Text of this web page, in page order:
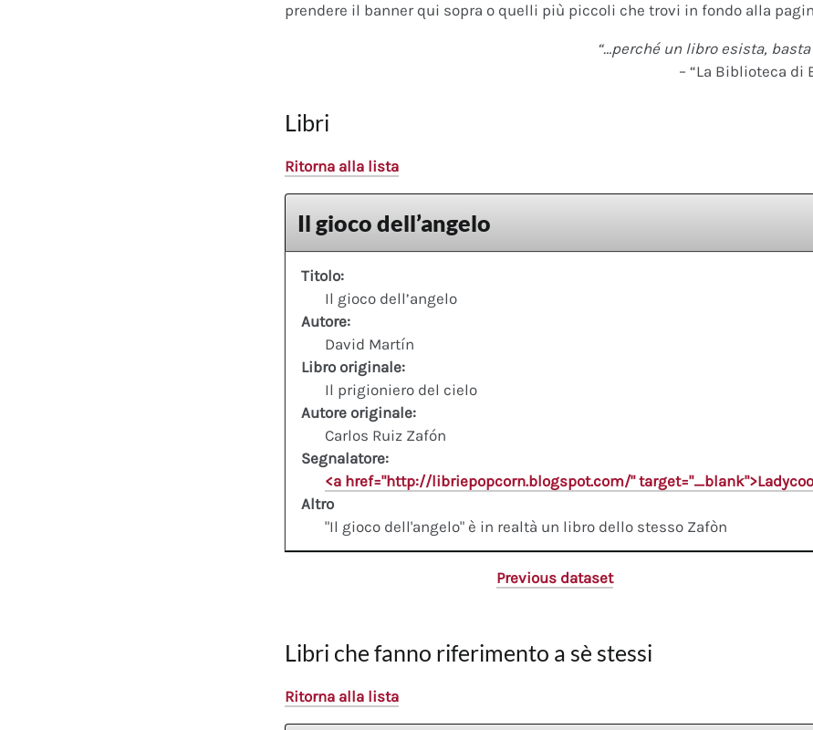
prendere il banner qui sopra o quelli più piccoli che trovi in fondo alla
“…perché un libro esista,
– “La Biblioteca di
Libri
Ritorna alla lista
Il gioco dell’angelo
Titolo:
Il gioco dell’angelo
Autore:
David Martín
Libro originale:
Il prigioniero del cielo
Autore originale:
Carlos Ruiz Zafón
Segnalatore:
<a href="http://libriepopcorn.blogspot.com/"
Altro
"Il gioco dell'angelo" è in realtà un libro dello stesso Zafòn
Previous dataset
Libri che fanno riferimento a sè stessi
Ritorna alla lista